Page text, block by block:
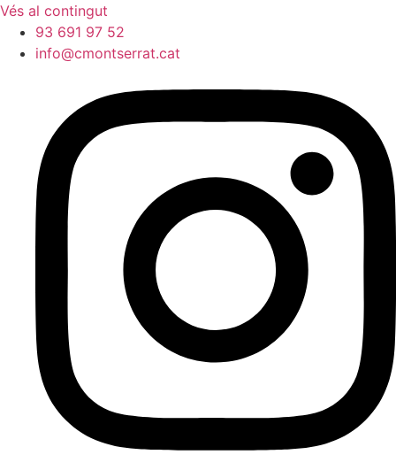
Vés al contingut
93 691 97 52
info@cmontserrat.cat